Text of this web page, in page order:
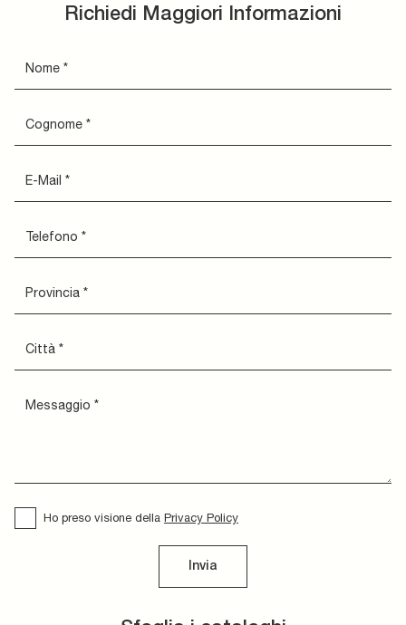
Richiedi Maggiori Informazioni
Ho preso visione della Privacy Policy
Invia